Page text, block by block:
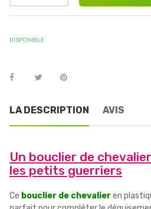
DISPONIBLE
LA DESCRIPTION AVIS
Un bouclier de
les petits guerriers
Ce bouclier de chevalieren